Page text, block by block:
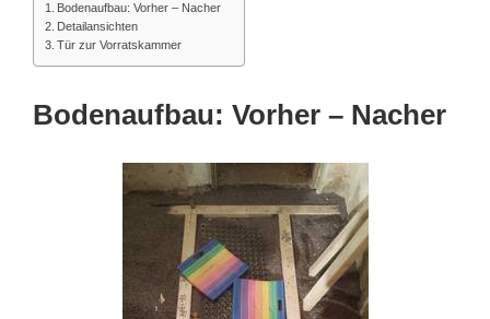
Bodenaufbau: Vorher – Nacher
Detailansichten
Tür zur Vorratskammer
Bodenaufbau: Vorher – Nacher